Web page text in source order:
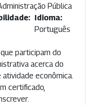
Pública
Idioma:
Português
participam do
acerca do
econômica.
certificado,